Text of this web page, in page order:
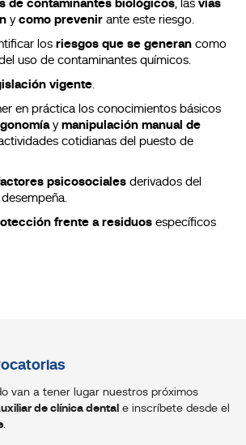
de contaminantes biológicos, las vías
y como prevenir ante este riesgo.
los riesgos que se generan como
uso de contaminantes químicos.
vigente.
en práctica los conocimientos básicos
y manipulación manual de
cotidianas del puesto de
psicosociales derivados del
frente a residuos específicos
van a tener lugar nuestros próximos
de clínica dental e inscríbete desde el
.